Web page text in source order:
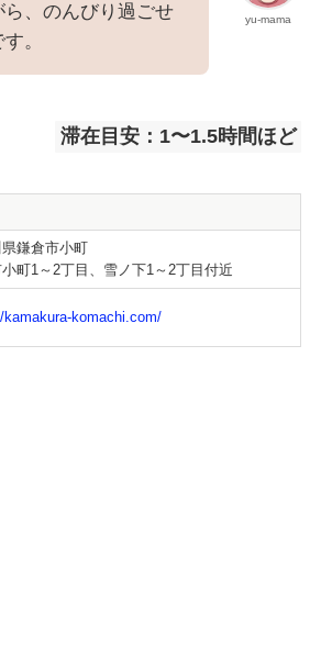
yu-mama
ら、のんびり過ごせ
。
滞在目安：1〜1.5時間ほど
鎌倉市小町
町1～2丁目、雪ノ下1～2丁目付近
kamakura-komachi.com/